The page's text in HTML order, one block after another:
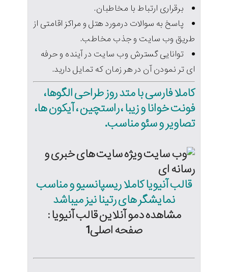
برقراری ارتباط با مخاطبان.
پاسخ به سوالات درمورد هتل و مراکز اقامتی از
طریق وب سایت و جذب مخاطب.
توانایی گسترش وب سایت در آینده و حرفه
ای تر نمودن آن در هر زمان که تمایل دارید.
کاملا فارسی با متد روز طراحی الگوها،
فونت خوانا و زیبا ، راستچین ، آیکون ها،
تصاویر و سئو مناسب.
قالبآنیویاکاملا ریسپانسیو و مناسب
نمایشگر های رتینا نیز میباشد
مشاهده دمو آنلاین قالبآنیویا:
صفحه اصلی1